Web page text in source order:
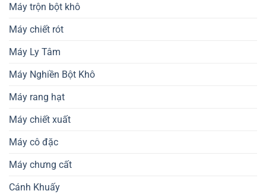
Máy trộn bột khô
Máy chiết rót
Máy Ly Tâm
Máy Nghiền Bột Khô
Máy rang hạt
Máy chiết xuất
Máy cô đặc
Máy chưng cất
Cánh Khuấy